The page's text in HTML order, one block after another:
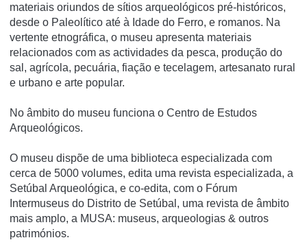
materiais oriundos de sí­tios arqueológicos pré-históricos,
desde o Paleolí­tico até à Idade do Ferro, e romanos. Na
vertente etnográfica, o museu apresenta materiais
relacionados com as actividades da pesca, produção do
sal, agrí­cola, pecuária, fiação e tecelagem, artesanato rural
e urbano e arte popular.
No âmbito do museu funciona o Centro de Estudos
Arqueológicos.
O museu dispõe de uma biblioteca especializada com
cerca de 5000 volumes, edita uma revista especializada, a
Setúbal Arqueológica, e co-edita, com o Fórum
Intermuseus do Distrito de Setúbal, uma revista de âmbito
mais amplo, a MUSA: museus, arqueologias & outros
patrimónios.